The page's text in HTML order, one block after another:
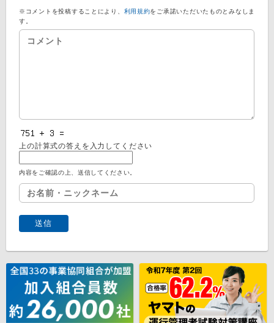
※コメントを投稿することにより、 利用規約をご承諾いただいたものとみなしま
す。
上の計算式の答えを入力してください
内容をご確認の上、送信してください。